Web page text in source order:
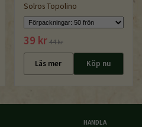
Solros Topolino
39 kr 44 kr
Läs mer Köp nu
HANDLA